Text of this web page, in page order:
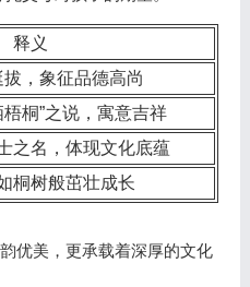
释义
，象征品德高尚
桐”之说，寓意吉祥
之名，体现文化底蕴
桐树般茁壮成长
优美，更承载着深厚的文化